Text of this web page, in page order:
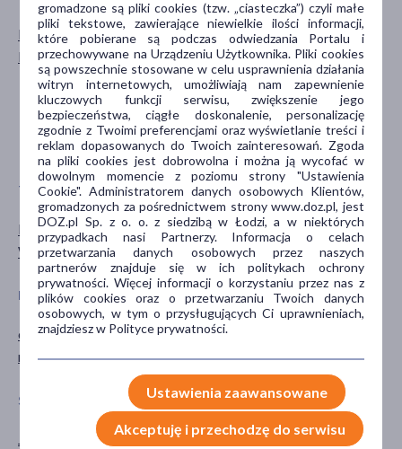
Mężczyzna
Kobieta
dla dzieci
dla młodzieży
dla dorosłych
dla seniorów
20+
pokaż więcej ...
TYP PRODUKTU
Materiały opatrunkowe
Wyrób medyczny
POSTAĆ
opatrunek
PROBLEM
owrzodzenia
rana
CZĘŚĆ CIAŁA
skóra
SPECYFIKA
Jednorazowe
PORA STOSOWANIA
na dzień
gromadzone są pliki cookies (tzw. „ciasteczka”) czyli małe
pliki tekstowe, zawierające niewielkie ilości informacji,
które pobierane są podczas odwiedzania Portalu i
przechowywane na Urządzeniu Użytkownika. Pliki cookies
są powszechnie stosowane w celu usprawnienia działania
witryn internetowych, umożliwiają nam zapewnienie
kluczowych funkcji serwisu, zwiększenie jego
bezpieczeństwa, ciągłe doskonalenie, personalizację
zgodnie z Twoimi preferencjami oraz wyświetlanie treści i
reklam dopasowanych do Twoich zainteresowań. Zgoda
na pliki cookies jest dobrowolna i można ją wycofać w
dowolnym momencie z poziomu strony "Ustawienia
Cookie". Administratorem danych osobowych Klientów,
gromadzonych za pośrednictwem strony www.doz.pl, jest
DOZ.pl Sp. z o. o. z siedzibą w Łodzi, a w niektórych
przypadkach nasi Partnerzy. Informacja o celach
przetwarzania danych osobowych przez naszych
partnerów znajduje się w ich politykach ochrony
prywatności. Więcej informacji o korzystaniu przez nas z
plików cookies oraz o przetwarzaniu Twoich danych
osobowych, w tym o przysługujących Ci uprawnieniach,
znajdziesz w Polityce prywatności.
Ustawienia zaawansowane
Akceptuję i przechodzę do serwisu